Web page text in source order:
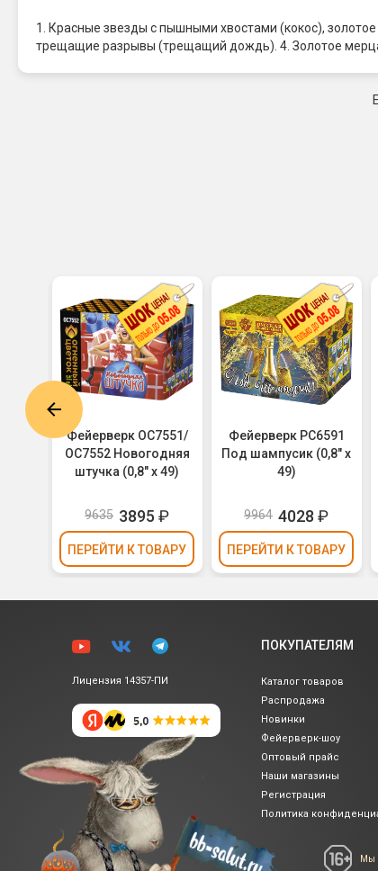
1. Красные звезды с пышными хвостами (кокос),
трещащие разрывы (трещащий дождь). 4. Золотое
Фейерверк ОС7551/
ОС7552 Новогодняя
штучка (0,8" х 49)
9635 3895 ₽
ПЕРЕЙТИ К ТОВАРУ
Фейерверк РС6591
Под шампусик (0,8" х
49)
9964 4028 ₽
ПЕРЕЙТИ К ТОВАРУ
Лицензия 14357-ПИ
ПОКУПАТЕЛЯМ
Каталог товаров
Распродажа
Новинки
Фейерверк-шоу
Оптовый прайс
Наши магазины
Регистрация
Политика
Мы